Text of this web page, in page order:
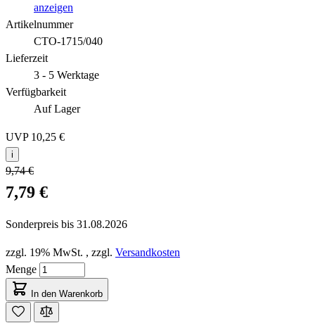
anzeigen
Artikelnummer
CTO-1715/040
Lieferzeit
3 - 5 Werktage
Verfügbarkeit
Auf Lager
UVP 10,25 €
i
9,74 €
7,79 €
Sonderpreis bis 31.08.2026
zzgl. 19% MwSt. , zzgl. Versandkosten
Menge
In den Warenkorb